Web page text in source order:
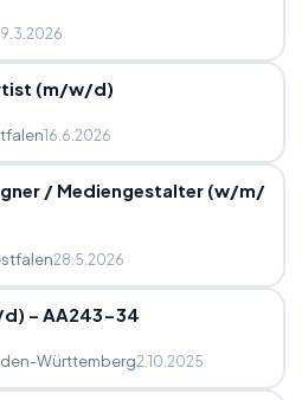
(m/w/d)
16.6.2026
/Mediengestalter (w/m/
28.5.2026
d) – AA243-34
Württemberg2.10.2025